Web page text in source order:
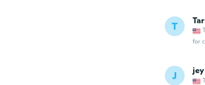
T
for
J jey